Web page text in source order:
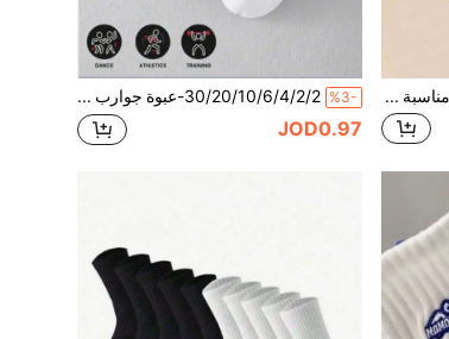
جوارب رياضية مريحة للجنسين، مناسبة للمناسبات الخارجية العادية، للارتداء في جميع الفصول. مثالية للارتداء اليومي المريح، ملابس الأزواج العادية، أسلوب النساء، تفاصيل شبكية، تصميم تهوية، ناعمة وسلسة، مناسبة لمختلف المهرجانات والرياضة والترفيه والأعمال والمناسبات اليومية الأخرى، على مدار السنة %3- 30/20/10/6/4/2/2-عبوة جوارب رياضية مريحة ناعمة ماصة للرطوبة قابلة للتنفس مضادة للبكتيريا جوارب كاحل بلون موحد للجنسين ماصة للعرق مقاومة للروائح الكريهة مرنة ناعمة جوارب رياضية
JOD0.97